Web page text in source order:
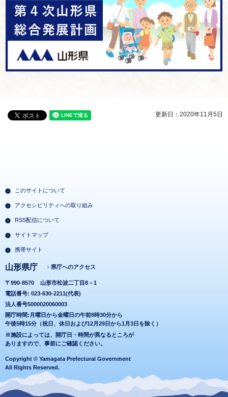
更新日：2020年11月5日
このサイトについて
アクセシビリティへの取り組み
RSS配信について
サイトマップ
携帯サイト
山形県庁 県庁へのアクセス
〒990-8570
山形市松波二丁目8－1
電話番号: 023-630-2211(代表)
法人番号5000020060003
開庁時間:月曜日から金曜日の午前8時30分から
午後5時15分（祝日、休日および12月29日から1月3日を除く）
※施設によっては、開庁日・時間が異なるところが
ありますので、事前にご確認ください。
Copyright © Yamagata Prefectural Government
All Rights Reserved.